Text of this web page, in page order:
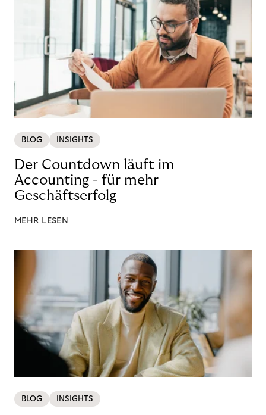
BLOG INSIGHTS
Der Countdown läuft im
Accounting - für mehr
Geschäftserfolg
MEHR LESEN
BLOG INSIGHTS